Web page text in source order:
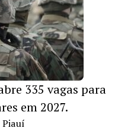
335 vagas para
em 2027.
Piauí